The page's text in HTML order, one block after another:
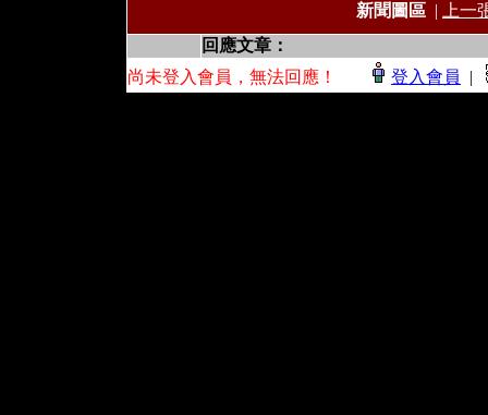
新聞圖區 |
上一
回應文章：
尚未登入會員，無法回應！
登入會員 |